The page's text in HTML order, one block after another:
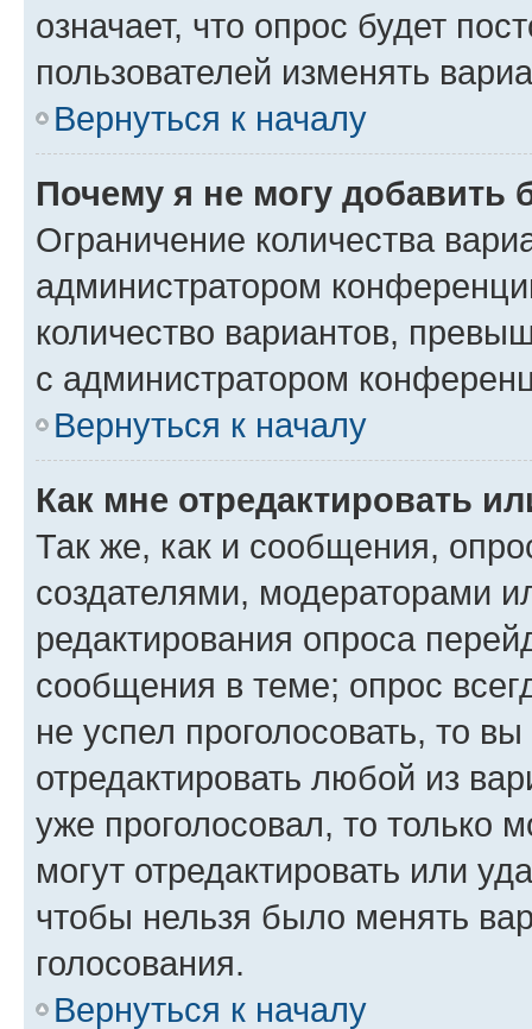
означает, что опрос будет
пользователей изменять
Вернуться к началу
Почему я не могу добавить
Ограничение количества
администратором
количество вариантов,
с администратором
Вернуться к началу
Как мне отредактировать
Так же, как и сообщения,
создателями, модераторами
редактирования опроса
сообщения в теме; опрос
не успел проголосовать, то
отредактировать любой из
уже проголосовал, то только
могут отредактировать или
чтобы нельзя было менять
голосования.
Вернуться к началу